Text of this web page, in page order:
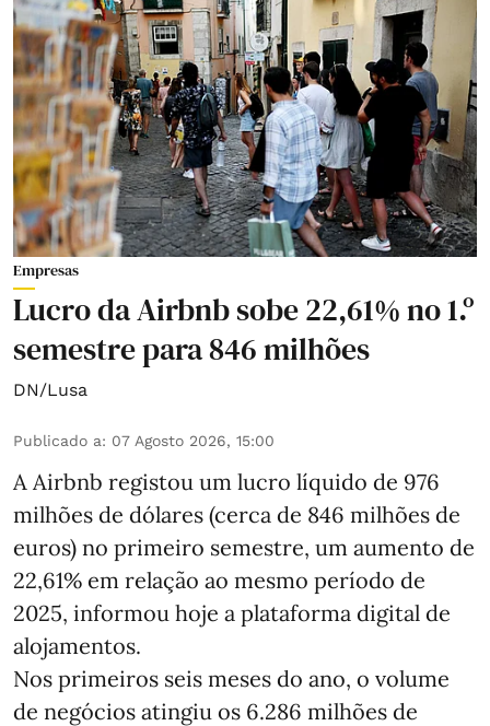
Empresas
Lucro da Airbnb sobe 22,61% no 1.º
semestre para 846 milhões
DN/Lusa
Publicado a: 07 Agosto 2026, 15:00
A Airbnb registou um lucro líquido de 976
milhões de dólares (cerca de 846 milhões de
euros) no primeiro semestre, um aumento de
22,61% em relação ao mesmo período de
2025, informou hoje a plataforma digital de
alojamentos.
Nos primeiros seis meses do ano, o volume
de negócios atingiu os 6.286 milhões de